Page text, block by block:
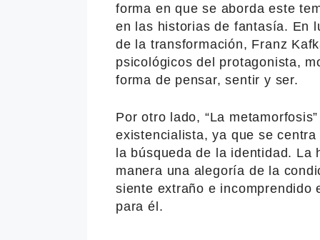
forma en que se aborda este
en las historias de fantasía. En
de la transformación, Franz
psicológicos del protagonista,
forma de pensar, sentir y ser.
Por otro lado, “La
existencialista, ya que se
la búsqueda de la identidad. La
manera una alegoría de la
siente extraño e incomprendido
para él.